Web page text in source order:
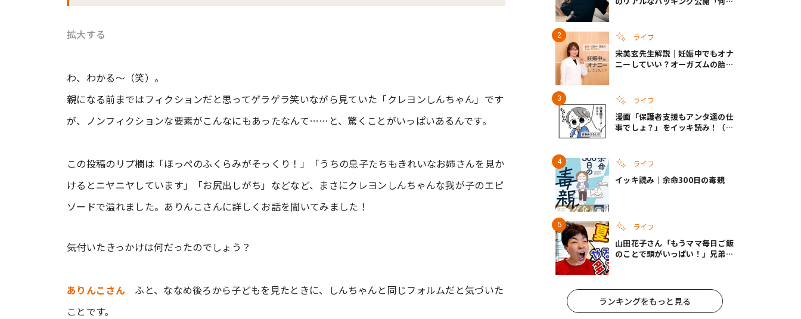
拡大する
わ、わかる～（笑）。
親になる前まではフィクションだと思ってゲラゲラ笑いながら見ていた「クレヨンしんちゃん」です
が、ノンフィクションな要素がこんなにもあったなんて……と、驚くことがいっぱいあるんです。
この投稿のリプ欄は「ほっぺのふくらみがそっくり！」「うちの息子たちもきれいなお姉さんを見か
けるとニヤニヤしています」「お尻出しがち」などなど、まさにクレヨンしんちゃんな我が子のエピ
ソードで溢れました。ありんこさんに詳しくお話を聞いてみました！
――気付いたきっかけは何だったのでしょう？
ありんこさんふと、ななめ後ろから子どもを見たときに、しんちゃんと同じフォルムだと気づいた
ことです。
ライフ
宋美玄先生解説｜妊娠中でもオナ
ニーしていい？オーガズムの胎児
ライフ
漫画「保護者支援もアンタ達の仕
事でしょ？」をイッキ読み！（右
ライフ
イッキ読み｜余命300日の毒親
ライフ
山田花子さん「もうママ毎日ご飯
のことで頭がいっぱい！」兄弟夏
ランキングをもっと見る